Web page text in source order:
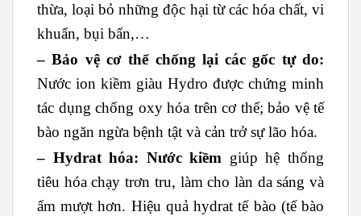
thừa, loại bỏ những độc hại từ các hóa chất, vi
khuẩn, bụi bẩn,…
– Bảo vệ cơ thể chống lại các gốc tự do:
Nước ion kiềm giàu Hydro được chứng minh
tác dụng chống oxy hóa trên cơ thể; bảo vệ tế
bào ngăn ngừa bệnh tật và cản trở sự lão hóa.
– Hydrat hóa: Nước kiềm giúp hệ thống
tiêu hóa chạy trơn tru, làm cho làn da sáng và
ẩm mượt hơn. Hiệu quả hydrat tế bào (tế bào